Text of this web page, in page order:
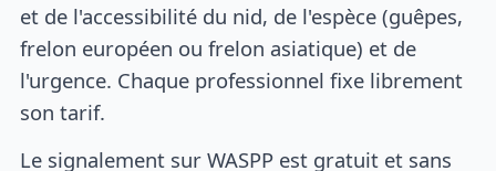
et de l'accessibilité du nid, de l'espèce (guêpes,
frelon européen ou frelon asiatique) et de
l'urgence. Chaque professionnel fixe librement
son tarif.
Le signalement sur WASPP est gratuit et sans